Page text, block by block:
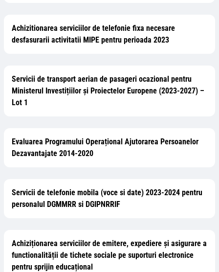
Achizitionarea serviciilor de telefonie fixa necesare
desfasurarii activitatii MIPE pentru perioada 2023
Servicii de transport aerian de pasageri ocazional pentru
Ministerul Investițiilor și Proiectelor Europene (2023-2027) –
Lot 1
Evaluarea Programului Operațional Ajutorarea Persoanelor
Dezavantajate 2014-2020
Servicii de telefonie mobila (voce si date) 2023-2024 pentru
personalul DGMMRR si DGIPNRRIF
Achiziționarea serviciilor de emitere, expediere și asigurare a
functionalității de tichete sociale pe suporturi electronice
pentru sprijin educațional